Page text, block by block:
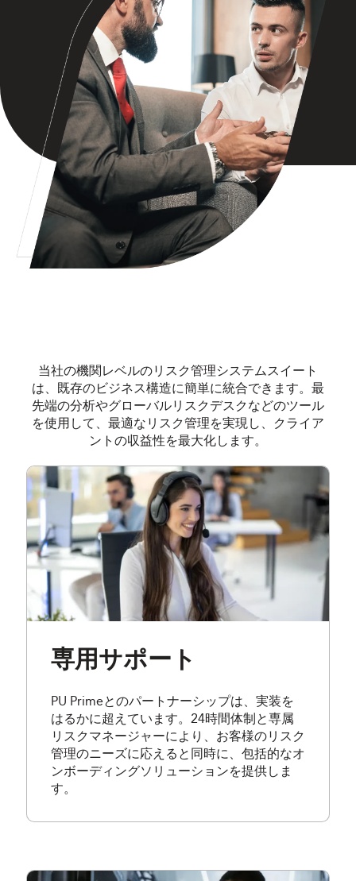
当社の機関レベルのリスク管理システムスイート
は、既存のビジネス構造に簡単に統合できます。最
先端の分析やグローバルリスクデスクなどのツール
を使用して、最適なリスク管理を実現し、クライア
ントの収益性を最大化します。
専用サポート
PU Primeとのパートナーシップは、実装を
はるかに超えています。24時間体制と専属
リスクマネージャーにより、お客様のリスク
管理のニーズに応えると同時に、包括的なオ
ンボーディングソリューションを提供しま
す。